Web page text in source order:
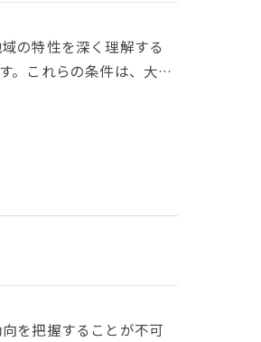
の特性を深く理解する
。これらの条件は、大…
を把握することが不可